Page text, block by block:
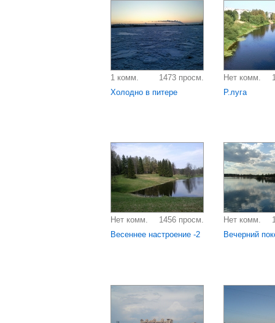
1 комм.
1473 просм.
Холодно в питере
Нет комм.
Р.луга
Нет комм.
1456 просм.
Весеннее настроение -2
Нет комм.
Вечерний